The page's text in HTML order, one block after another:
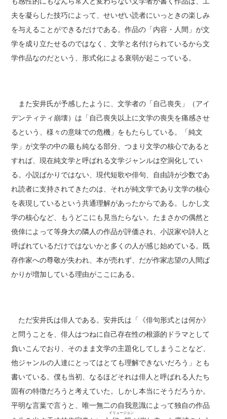
夫を凝らした技巧によって、せいぜい読者にいっときの楽しみ
を与えることができるだけである。作品の「内容・人間」が文
学を成り立たせるのではなく、文学と名付けられているから文
学作品なのだという、形式化による衰弱が起こっている。
また安井氏が予感したように、文学者の「自己喪失」（アイ
デンティティ崩壊）は「自己喪失以上に文学の喪失を痛感させ
るという、様々の意味での危機」をもたらしている。「純文
学」が文学の中の最も純なる部分、つまり文学の核心であると
すれば、現在純文学と呼ばれる文学ジャンルは空洞化してい
る。小説ばかりではない、現代短歌や俳句、自由詩が少数であ
れ読者に支持されてきたのは、それが純文学であり文学の核心
を表現しているという共通理解があったからである。しかし文
学の核心など、もうどこにも見当たらない。たまさかの偶然と
僥倖によって等身大の隣人の作品が評価され、小説家や詩人と
呼ばれているだけではないかと多くの人が感じ始めている。既
存作家への尊敬が失われ、本が売れず、だが作家志望の人間ば
かりが増加している理由がここにある。
ただ安井氏は俳人である。安井氏は「《俳句形式とは何か》
と問うことを、俳人はつねに自己存在性の根源的ドラマとして
負いこんでおり、そのまま文学の主題化してしまうことなど、
他ジャンルの人達にとってはとても理解できないだろう」とも
書いている。僕も当初、なるほどそれは俳人と呼ばれる人たち
固有の特徴だろうと考えていた。しかし本当にそうだろうか。
平明な言葉で言うと、唯一無二の自我意識によって独自の作品
イリュージョン